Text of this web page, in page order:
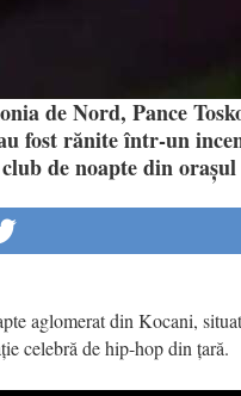
de Nord, Pance
fost rănite într-un
de noapte din
aglomerat din Kocani,
celebră de hip-hop din țară.